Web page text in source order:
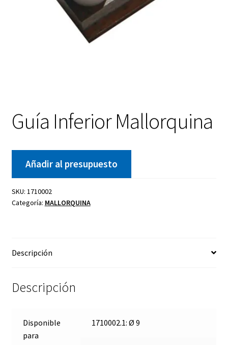
Guía Inferior Mallorquina
Añadir al presupuesto
SKU: 1710002
Categoría: MALLORQUINA
Descripción
Descripción
Disponible
para
1710002.1: Ø 9